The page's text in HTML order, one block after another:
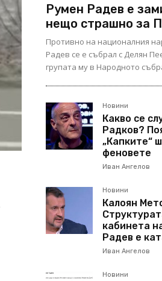
Румен Радев е
нещо страшно за
Противно на националния
Радев се е събрал с Делян
групата му в Народното
Новини
Какво се
Радков?
„Капките“
феновете
Иван Ангелов
Новини
Калоян
кабинета
Радев е
Иван Ангелов
Новини